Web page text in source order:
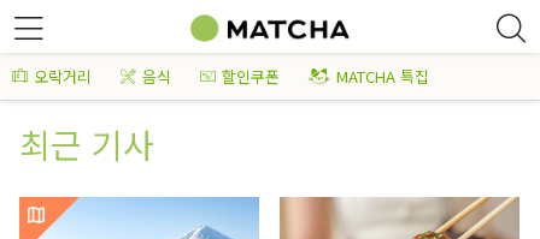
오락거리 음식 할인쿠폰 MATCHA 특집
최근 기사